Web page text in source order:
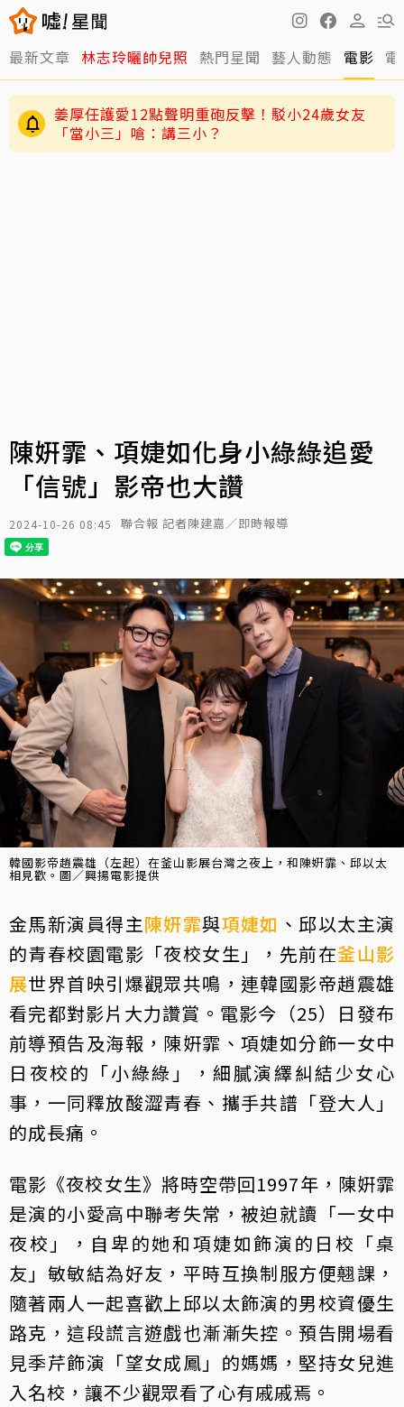
最新文章 林志玲曬帥兒照 熱門星聞 藝人動態 電影
姜厚任護愛12點聲明重砲反擊！駁小24歲女友
「當小三」嗆：講三小？
陳姸霏、項婕如化身小綠綠追愛
「信號」影帝也大讚
2024-10-26 08:45 聯合報 記者陳建嘉／即時報導
韓國影帝趙震雄（左起）在釜山影展台灣之夜上，和陳姸霏、邱以太
相見歡。圖／興揚電影提供
金馬新演員得主陳姸霏與項婕如 、邱以太主演
的青春校園電影「夜校女生」，先前在釜山影
展世界首映引爆觀眾共鳴，連韓國影帝趙震雄
看完都對影片大力讚賞。電影今（25）日發布
前導預告及海報，陳姸霏、項婕如分飾一女中
日夜校的「小綠綠」，細膩演繹糾結少女心
事，一同釋放酸澀青春、攜手共譜「登大人」
的成長痛。
電影《夜校女生》將時空帶回1997年，陳姸霏
是演的小愛高中聯考失常，被迫就讀「一女中
夜校」，自卑的她和項婕如飾演的日校「桌
友」敏敏結為好友，平時互換制服方便翹課，
隨著兩人一起喜歡上邱以太飾演的男校資優生
路克，這段謊言遊戲也漸漸失控。預告開場看
見季芹飾演「望女成鳳」的媽媽，堅持女兒進
入名校，讓不少觀眾看了心有戚戚焉。